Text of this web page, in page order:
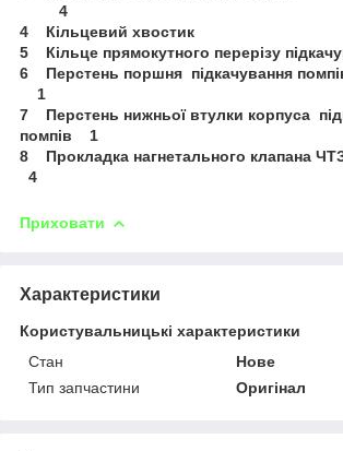
4
4 Кільцевий
5 Кільце прямокутного перерізу
6 Перстень поршня
1
7 Перстень нижньої втулки корпуса
помпів 1
8 Прокладка нагнетального
4
Приховати
Характеристики
Користувальницькі характеристики
Стан
Нове
Тип запчастини
Оригінал